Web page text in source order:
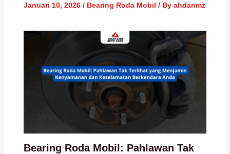
Januari 10, 2026 / Bearing Roda Mobil / By ahdanmz
Bearing Roda Mobil: Pahlawan Tak